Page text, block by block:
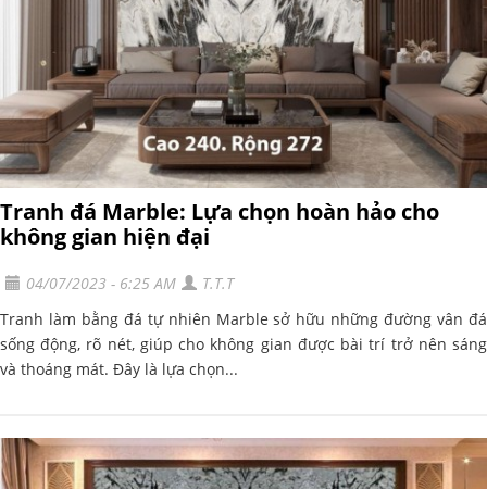
Tranh đá Marble: Lựa chọn hoàn hảo cho
không gian hiện đại
04/07/2023 - 6:25 AM
T.T.T
Tranh làm bằng đá tự nhiên Marble sở hữu những đường vân đá
sống động, rõ nét, giúp cho không gian được bài trí trở nên sáng
và thoáng mát. Đây là lựa chọn...